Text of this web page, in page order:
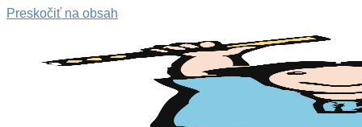
Preskočiť na obsah